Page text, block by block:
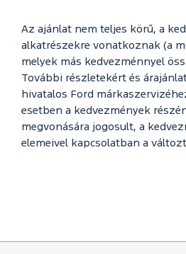
Az ajánlat nem teljes körű, a
alkatrészekre vonatkoznak (a
melyek más kedvezménnyel
További részletekért és
hivatalos Ford
esetben a kedvezmények
megvonására jogosult, a
elemeivel kapcsolatban a